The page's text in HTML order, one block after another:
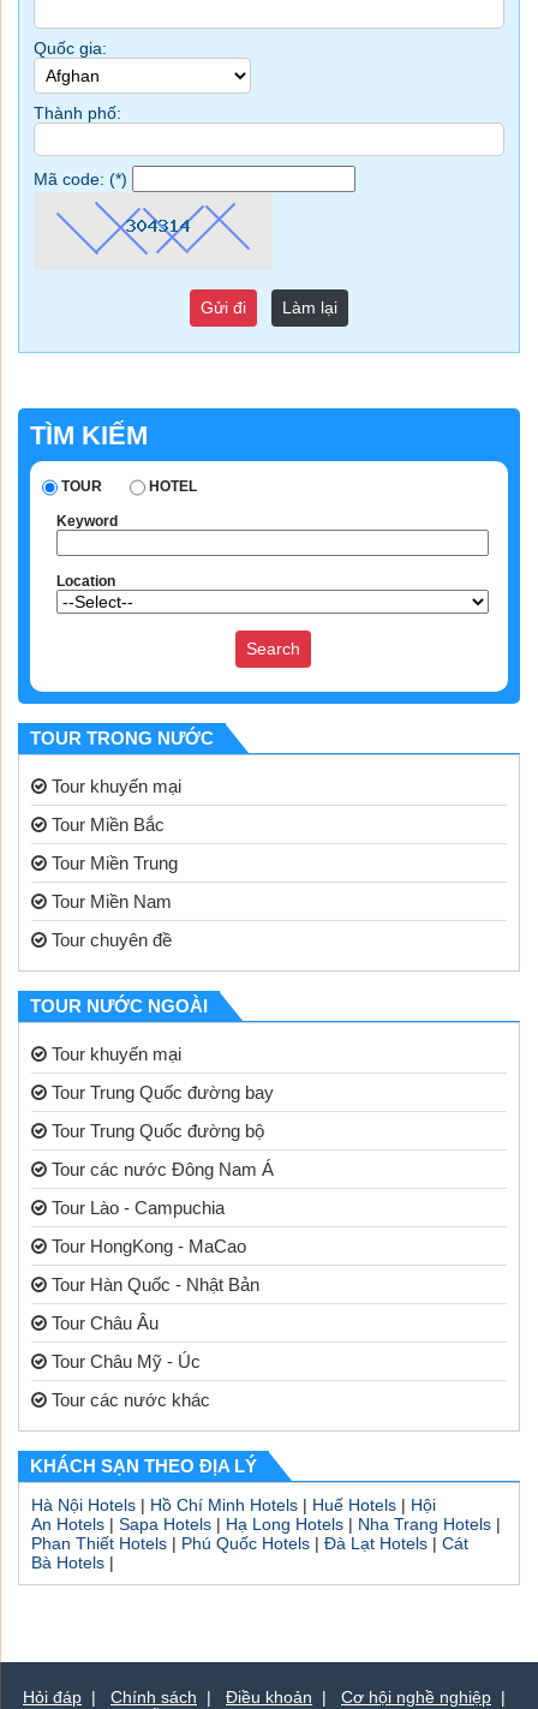
Quốc gia:
Thành phố:
Mã code: (*)
TÌM KIẾM
TOUR HOTEL
Keyword
Location
TOUR TRONG NƯỚC
Tour khuyến mại
Tour Miền Bắc
Tour Miền Trung
Tour Miền Nam
Tour chuyên đề
TOUR NƯỚC NGOÀI
Tour khuyến mại
Tour Trung Quốc đường bay
Tour Trung Quốc đường bộ
Tour các nước Đông Nam Á
Tour Lào - Campuchia
Tour HongKong - MaCao
Tour Hàn Quốc - Nhật Bản
Tour Châu Âu
Tour Châu Mỹ - Úc
Tour các nước khác
KHÁCH SẠN THEO ĐỊA LÝ
Hà Nội Hotels | Hồ Chí Minh Hotels | Huế Hotels | Hội
An Hotels | Sapa Hotels | Hạ Long Hotels | Nha Trang Hotels |
Phan Thiết Hotels | Phú Quốc Hotels | Đà Lạt Hotels | Cát
Bà Hotels |
Hỏi đáp | Chính sách | Điều khoản | Cơ hội nghề nghiệp |